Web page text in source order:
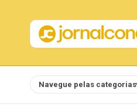
Navegue pelas categorias